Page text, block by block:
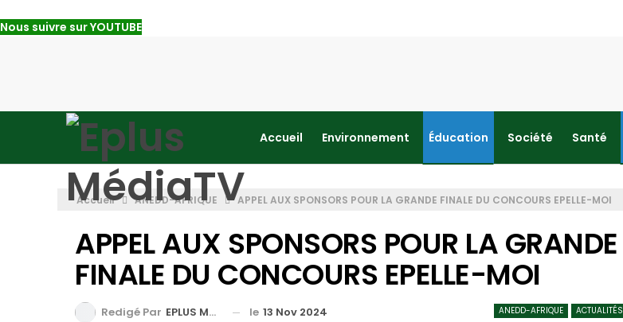
Nous suivre sur YOUTUBE
Accueil Environnement Éducation Société Santé
Accueil ANEDD-AFRIQUE APPEL AUX SPONSORS POUR LA GRANDE FINALE DU CONCOURS EPELLE-MOI
APPEL AUX SPONSORS POUR LA GRANDE
FINALE DU CONCOURS EPELLE-MOI
ANEDD-AFRIQUE ACTUALITÉS
Redigé Par EPLUS MEDIA TV le 13 Nov 2024